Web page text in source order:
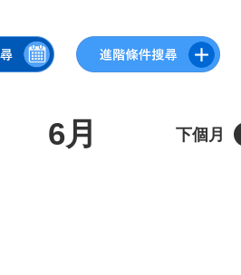
下個月
6月